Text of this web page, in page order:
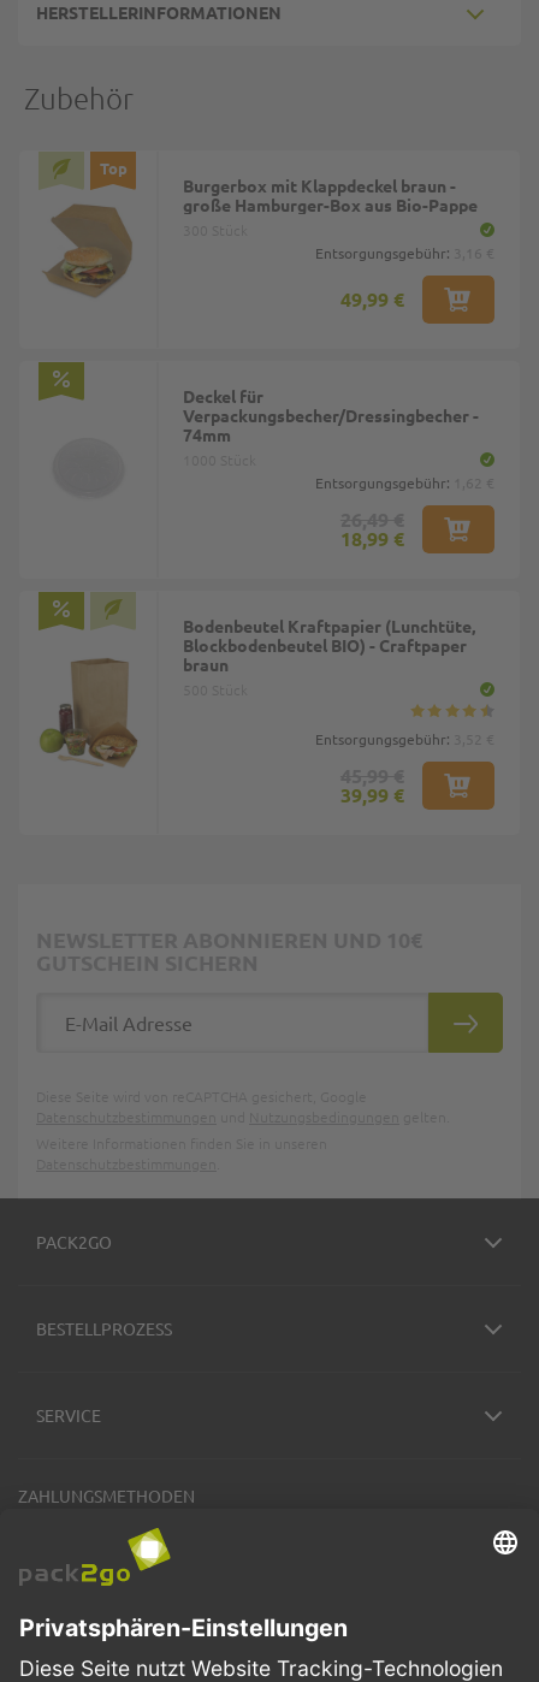
HERSTELLERINFORMATIONEN
Zubehör
Top
Burgerbox mit Klappdeckel braun -
große Hamburger-Box aus Bio-Pappe
Entsorgungsgebühr:
49,99 €
Deckel für
Verpackungsbecher/Dressingbecher -
74mm
Entsorgungsgebühr:
18,99 €
Bodenbeutel Kraftpapier (Lunchtüte,
Blockbodenbeutel BIO) - Craftpaper
braun
Entsorgungsgebühr:
39,99 €
PACK2GO
BESTELLPROZESS
SERVICE
ZAHLUNGSMETHODEN
VERSANDARTEN